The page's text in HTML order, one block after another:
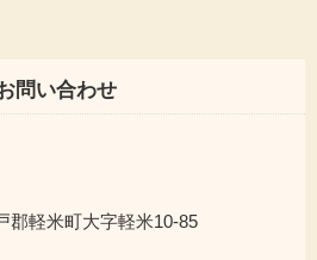
問い合わせ
軽米町大字軽米10-85